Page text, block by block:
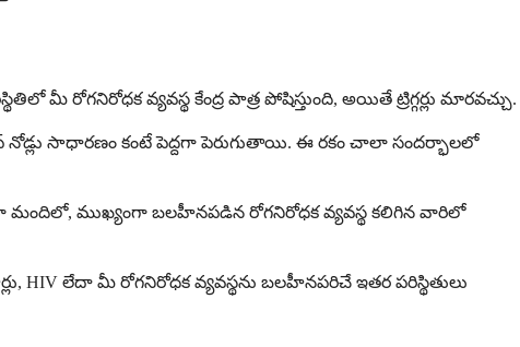
మీ రోగనిరోధక వ్యవస్థ కేంద్ర పాత్ర పోషిస్తుంది, అయితే ట్రిగ్గర్లు మారవచ్చు.
నోడ్లు సాధారణం కంటే పెద్దగా పెరుగుతాయి. ఈ రకం చాలా సందర్భాలలో
మందిలో, ముఖ్యంగా బలహీనపడిన రోగనిరోధక వ్యవస్థ కలిగిన వారిలో
లేదా మీ రోగనిరోధక వ్యవస్థను బలహీనపరిచే ఇతర పరిస్థితులు